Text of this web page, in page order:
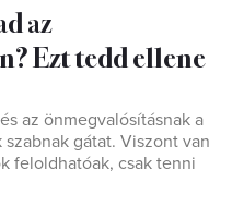
az
Ezt tedd ellene
az önmegvalósításnak a
gátat. Viszont van
feloldhatóak, csak tenni